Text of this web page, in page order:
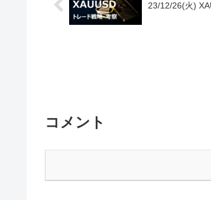
23/12/26(火)
コメント